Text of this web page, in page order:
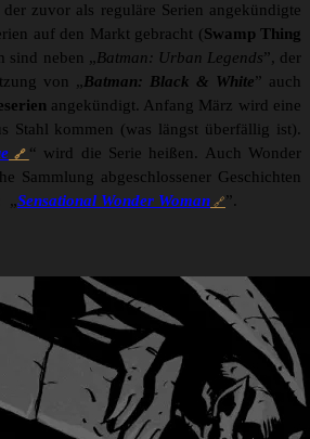
zuvor als reguläre Serien angekündigte
auf den Markt gebracht (Swamp Thing
sind neben „ Batman: Urban Legends”, der
von „ Batman: Black & White” auch
angekündigt. Anfang März wird eine
Stahl kommen (was längst überfällig ist).
“ wird die Serie heißen. Auch Wonder
Sammlung abgeschlossener Geschichten
„Sensational Wonder Woman ”.